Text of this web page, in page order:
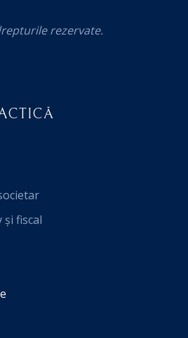
rezervate.
fiscal